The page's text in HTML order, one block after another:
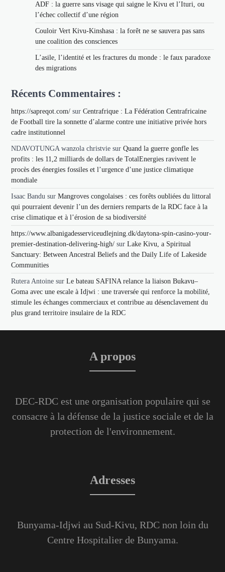
ADF : la guerre sans visage qui saigne le Kivu et l’Ituri, ou
l’échec collectif d’une région
Couloir Vert Kivu-Kinshasa : la forêt ne se sauvera pas sans
une coalition des consciences
L’asile, l’identité et les fractures du monde : le faux paradoxe
des migrations
Récents Commentaires :
https://sapreqot.com/ surCentrafrique : La Fédération Centrafricaine
de Football tire la sonnette d’alarme contre une initiative privée hors
cadre institutionnel
NDAVOTUNGA wanzola christvie surQuand la guerre gonfle les
profits : les 11,2 milliards de dollars de TotalEnergies ravivent le
procès des énergies fossiles et l’urgence d’une justice climatique
mondiale
Isaac Bandu surMangroves congolaises : ces forêts oubliées du littoral
qui pourraient devenir l’un des derniers remparts de la RDC face à la
crise climatique et à l’érosion de sa biodiversité
https://www.albanigadesserviceudlejning.dk/daytona-spin-casino-your-
premier-destination-delivering-high/ surLake Kivu, a Spiritual
Sanctuary: Between Ancestral Beliefs and the Daily Life of Lakeside
Communities
Rutera Antoine surLe bateau SAFINA relance la liaison Bukavu–
Goma avec une escale à Idjwi : une traversée qui renforce la mobilité,
stimule les échanges commerciaux et contribue au désenclavement du
plus grand territoire insulaire de la RDC
A propos
DEC-RDC est une organisation populaire qui se
consacre à la défense de la justice sociale et de la
protection de l'environnement.
Adresses
Bunyama-Idjwi au Sud-Kivu, RDC non loin du
Centre Hospitalier de Bunyama.